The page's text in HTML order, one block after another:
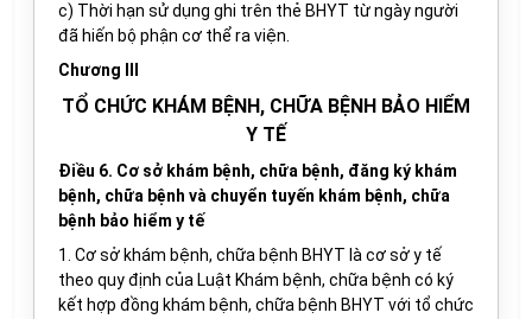
c) Thời hạn sử dụng ghi trên thẻ BHYT từ ngàyngười
đã hiến bộ phận cơ thể ra viện
Chương III
TỔ CHỨC KHÁM BỆNH, CHỮA BỆNH BẢO HIỂM
Y TẾ
Điều 6. Cơ sở khám bệnh, chữa bệnh, đăng ký khám
bệnh, chữa bệnh và chuyển tuyến khám bệnh, chữa
bệnh bảo hiểm y tế
1. Cơ sở khám bệnh, chữa bệnh BHYT là cơ sở y tế
theo quy định của Luật Khám bệnh, chữa bệnh có ký
kết hợp đồng khám bệnh, chữa bệnh BHYT với tổ chức